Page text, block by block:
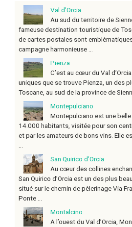
Val d’Orcia
Au sud du territoire de
fameuse destination touristique de
de cartes postales sont
campagne harmonieuse ...
Pienza
C’est au cœur du Val
uniques que se trouve Pienza, un des
Toscane, au sud de la province de
Montepulciano
Montepulciano est une
14.000 habitants, visitée pour son
et par les amateurs de bons vins. Elle
...
San Quirico d’Orcia
Au cœur des collines
San Quirico d’Orcia est un des plus
situé sur le chemin de pèlerinage Via
Ponte ...
Montalcino
A l’ouest du Val d’Orcia,